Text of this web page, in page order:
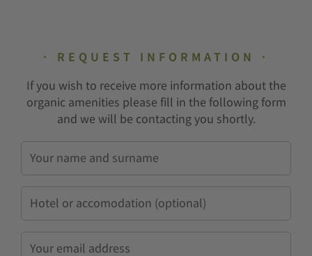
REQUEST INFORMATION
If you wish to receive more information about the
organic amenities please fill in the following form
and we will be contacting you shortly.
and